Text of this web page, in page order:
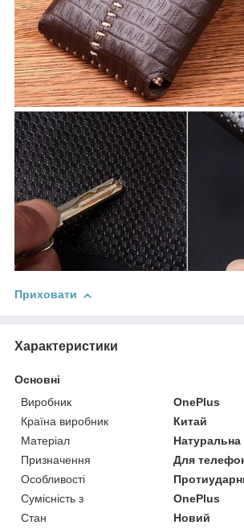
Приховати
Характеристики
Основні
Виробник
OnePlus
Країна виробник
Китай
Матеріал
Натуральна
Призначення
Для
Особливості
Сумісність з
OnePlus
Стан
Новий